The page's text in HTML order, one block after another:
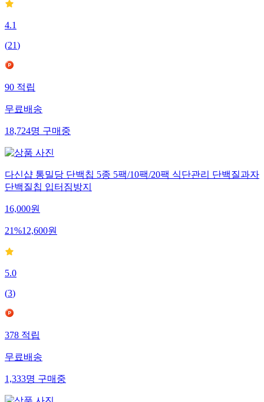
4.1
(21)
90적립
무료배송
18,724명구매중
다신샵 통밀당 단백칩 5종 5팩/10팩/20팩 식단관리 단백질과자
단백질칩 입터짐방지
16,000원
21%12,600원
5.0
(3)
378적립
무료배송
1,333명구매중